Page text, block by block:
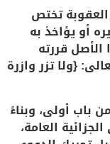
العقوبة تختص
أو يؤاخذ به
الأصل قررته
{ولا تزر وازرة
باب أولى، وبناءً
العامة،